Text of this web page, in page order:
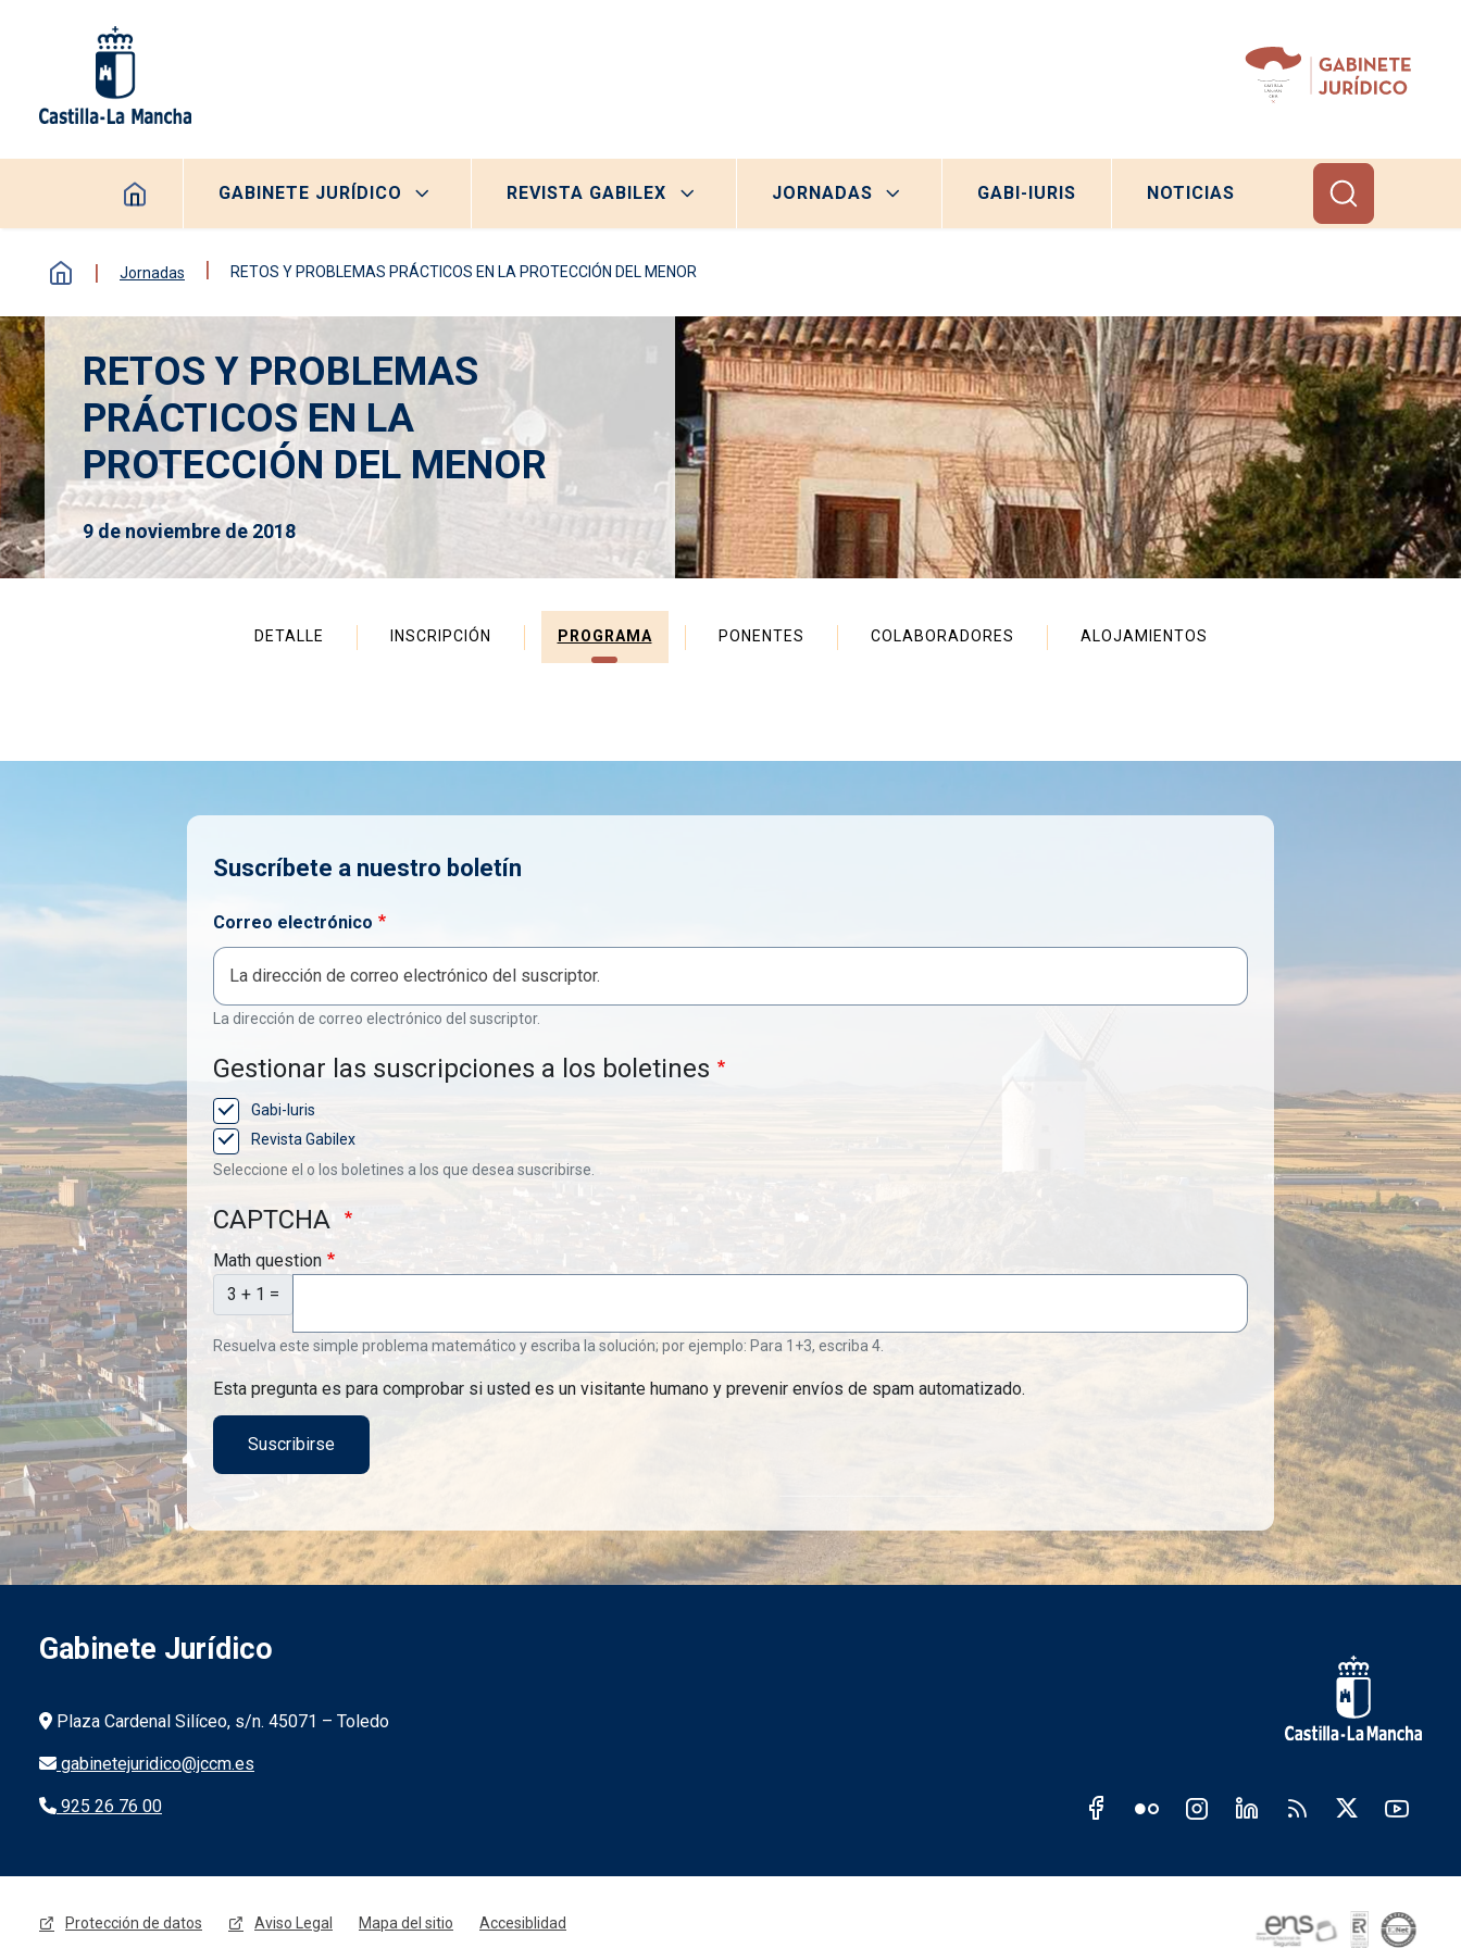
Navegación principal
GABINETE JURÍDICO REVISTA GABILEX JORNADAS GABI-IURIS NOTICIAS
Jornadas RETOS Y PROBLEMAS PRÁCTICOS EN LA PROTECCIÓN DEL MENOR
RETOS Y PROBLEMAS
PRÁCTICOS EN LA
PROTECCIÓN DEL MENOR
9 de noviembre de 2018
DETALLE INSCRIPCIÓN PROGRAMA PONENTES COLABORADORES ALOJAMIENTOS
Suscríbete a nuestro boletín
Correo electrónico
La dirección de correo electrónico del suscriptor.
Gestionar las suscripciones a los boletines
Gabi-Iuris
Revista Gabilex
Seleccione el o los boletines a los que desea suscribirse.
CAPTCHA
Math question
3 + 1 =
Resuelva este simple problema matemático y escriba la solución; por ejemplo: Para 1+3, escriba 4.
Esta pregunta es para comprobar si usted es un visitante humano y prevenir envíos de spam automatizado.
Gabinete Jurídico
Información de la institución
Plaza Cardenal Silíceo, s/n. 45071 – Toledo
gabinetejuridico@jccm.es
925 26 76 00 Redes sociales JCCM
Protección de datos Aviso Legal Mapa del sitio Accesiblidad